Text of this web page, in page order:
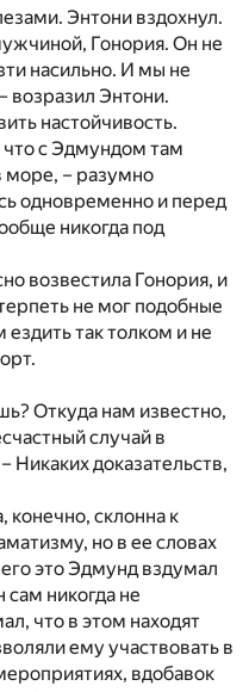
Энтони вздохнул.
Гонория. Он не
насильно. И мы не
возразил Энтони.
настойчивость.
с Эдмундом там
море, – разумно
одновременно и перед
никогда под
возвестила Гонория, и
не мог подобные
так толком и не
Откуда нам известно,
случай в
Никаких доказательств,
конечно, склонна к
но в ее словах
это Эдмунд вздумал
сам никогда не
что в этом находят
ему участвовать в
вдобавок